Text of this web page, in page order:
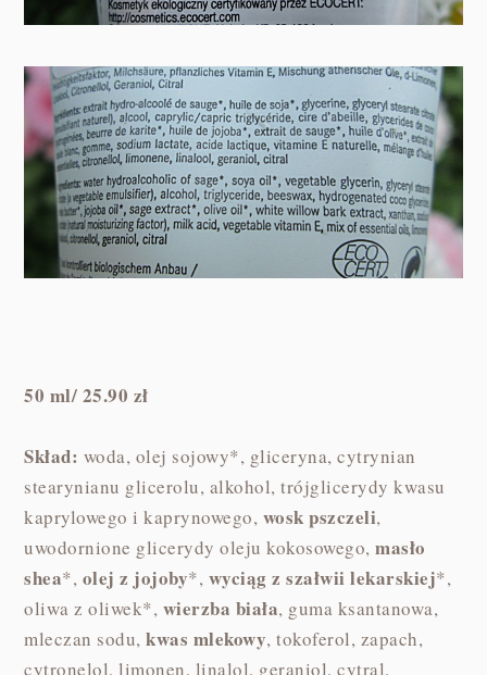
50 ml/ 25.90 zł
Skład: woda, olej sojowy*, gliceryna, cytrynian
stearynianu glicerolu, alkohol, trójglicerydy kwasu
kaprylowego i kaprynowego, wosk pszczeli,
uwodornione glicerydy oleju kokosowego,masło
shea*, olej z jojoby*, wyciąg z szałwii lekarskiej*,
oliwa z oliwek*, wierzba biała, guma ksantanowa,
mleczan sodu,kwas mlekowy, tokoferol, zapach,
cytronelol, limonen, linalol, geraniol, cytral.